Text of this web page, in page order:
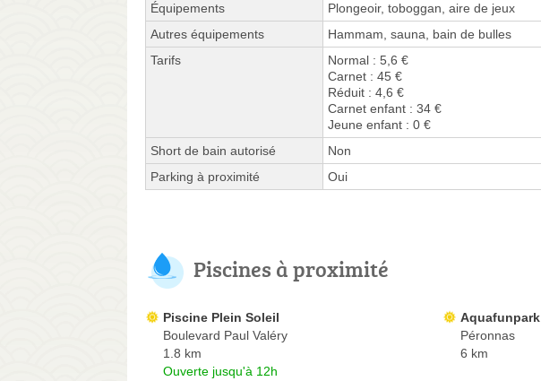
Équipements
Plongeoir, toboggan, aire de jeux
Autres équipements
Hammam, sauna, bain de bulles
Tarifs
Normal : 5,6 €
Carnet : 45 €
Réduit : 4,6 €
Carnet enfant : 34 €
Jeune enfant : 0 €
Short de bain autorisé
Non
Parking à proximité
Oui
Piscines à proximité
Piscine Plein Soleil
Boulevard Paul Valéry
1.8 km
Ouverte jusqu'à 12h
Aquafunpark
Péronnas
6 km